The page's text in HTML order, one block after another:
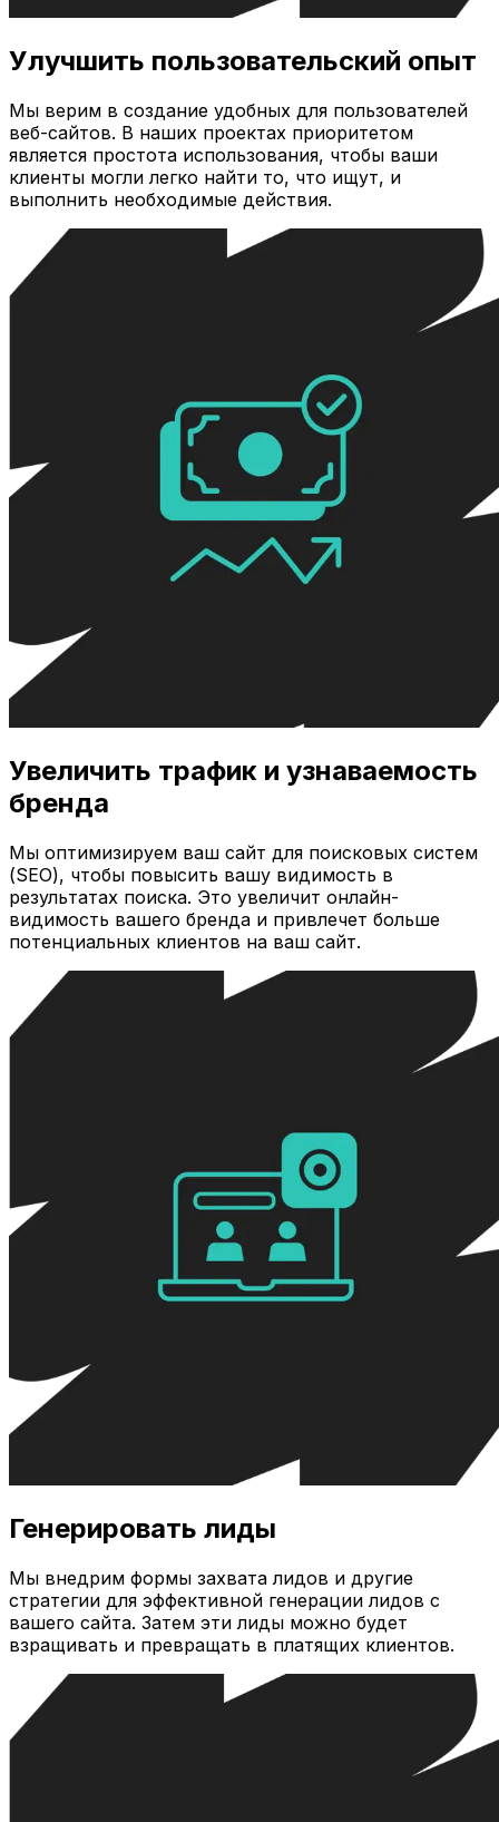
Улучшить пользовательский опыт
Мы верим в создание удобных для пользователей
веб-сайтов. В наших проектах приоритетом
является простота использования, чтобы ваши
клиенты могли легко найти то, что ищут, и
выполнить необходимые действия.
Увеличить трафик и узнаваемость
бренда
Мы оптимизируем ваш сайт для поисковых систем
(SEO), чтобы повысить вашу видимость в
результатах поиска. Это увеличит онлайн-
видимость вашего бренда и привлечет больше
потенциальных клиентов на ваш сайт.
Генерировать лиды
Мы внедрим формы захвата лидов и другие
стратегии для эффективной генерации лидов с
вашего сайта. Затем эти лиды можно будет
взращивать и превращать в платящих клиентов.